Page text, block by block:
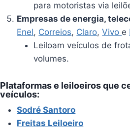
para motoristas via
Empresas de energia,
Enel, Correios, Claro,Vivo e
Leiloam veículos de
volumes.
Plataformas e leiloeiros que
veículos:
Sodré Santoro
Freitas Leiloeiro